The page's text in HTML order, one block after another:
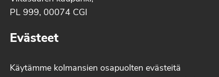
PL 999, 00074 CGI
Evästeet
Käytämme kolmansien osapuolten evästeitä